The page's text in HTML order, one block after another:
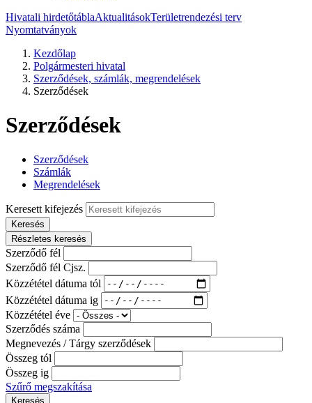
Hivatali hirdetőtáblaAktualitásokTerületrendezési terv
Nyomtatványok
Kezdőlap
Polgármesteri hivatal
Szerződések, számlák, megrendelések
Szerződések
Szerződések
Szerződések
Számlák
Megrendelések
Keresett kifejezés
Keresés
Részletes keresés
Szerződő fél
Szerződő fél Cjsz.
Közzététel dátuma tól
Közzététel dátuma ig
Közzététel éve
Szerződés száma
Megnevezés / Tárgy szerződések
Összeg tól
Összeg ig
Szűrő megszakítása